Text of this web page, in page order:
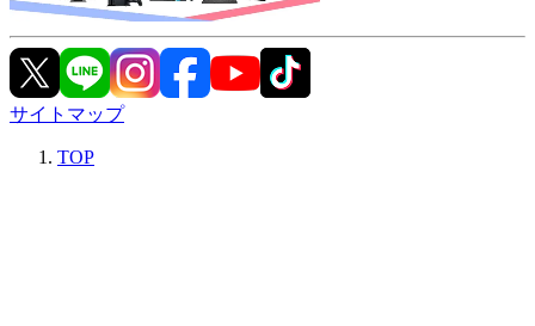
サイトマップ
TOP